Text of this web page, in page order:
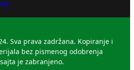
Sva prava zadržana. Kopiranje i
bez pismenog odobrenja
je zabranjeno.